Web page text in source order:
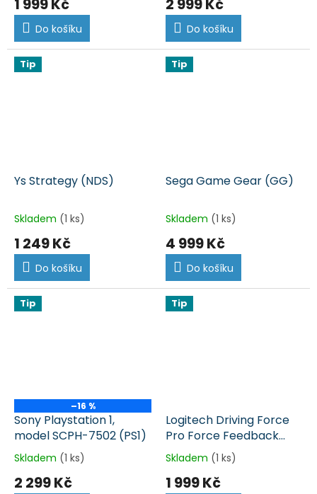
1 999 Kč
Do košíku
2 999 Kč
Do košíku
Tip
Ys Strategy (NDS)
Skladem (1 ks)
1 249 Kč
Do košíku
Tip
Sega Game Gear (GG)
Skladem (1 ks)
4 999 Kč
Do košíku
Tip
–16 %
Sony Playstation 1,
model SCPH-7502 (PS1)
Skladem (1 ks)
2 299 Kč
Tip
Logitech Driving Force
Pro Force Feedback
Wheel (PS2)
Skladem (1 ks)
1 999 Kč